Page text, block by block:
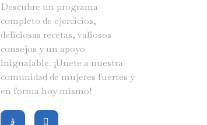
Descubre un programa
completo de ejercicios,
deliciosas recetas, valiosos
consejos y un apoyo
inigualable. ¡Únete a nuestra
comunidad de mujeres fuertes y
en forma hoy mismo!